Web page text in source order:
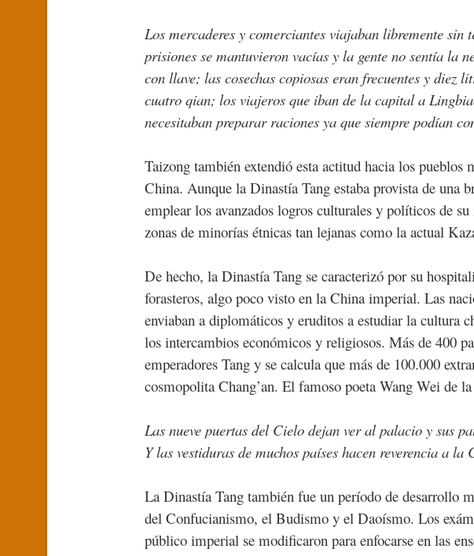
Los mercaderes y comerciantes viajaban libremente sin
prisiones se mantuvieron vacías y la gente no sentía la
con llave; las cosechas copiosas eran frecuentes y diez
cuatro qian; los viajeros que iban de la capital a
necesitaban preparar raciones ya que siempre podían
Taizong también extendió esta actitud hacia los pueblos
China. Aunque la Dinastía Tang estaba provista de una
emplear los avanzados logros culturales y políticos de
zonas de minorías étnicas tan lejanas como la actual
De hecho, la Dinastía Tang se caracterizó por su
forasteros, algo poco visto en la China imperial. Las
enviaban a diplomáticos y eruditos a estudiar la cultura
los intercambios económicos y religiosos. Más de 400
emperadores Tang y se calcula que más de 100.000
cosmopolita Chang’an. El famoso poeta Wang Wei de
Las nueve puertas del Cielo dejan ver al palacio y sus
Y las vestiduras de muchos países hacen reverencia a la
La Dinastía Tang también fue un período de desarrollo
del Confucianismo, el Budismo y el Daoísmo. Los
público imperial se modificaron para enfocarse en las